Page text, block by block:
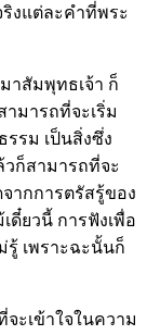
งแต่ละคำที่พระ
าสัมพุทธเจ้า ก็
มารถที่จะเริ่ม
รรม เป็นสิ่งซึ่ง
วก็สามารถที่จะ
ากการตรัสรู้ของ
ดี๋ยวนี้ การฟังเพื่อ
รู้ เพราะฉะนั้นก็
ะเข้าใจในความ